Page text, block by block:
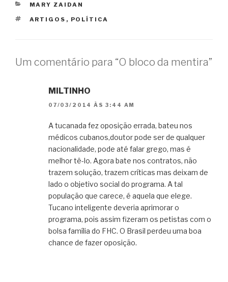
CATEGORIAS
MARY ZAIDAN
TAGS
ARTIGOS , POLÍTICA
Um comentário para “O bloco da mentira”
MILTINHO
07/03/2014 ÀS 3:44 AM
A tucanada fez oposição errada, bateu nos
médicos cubanos,doutor pode ser de qualquer
nacionalidade, pode até falar grego, mas é
melhor tê-lo. Agora bate nos contratos, não
trazem solução, trazem críticas mas deixam de
lado o objetivo social do programa. A tal
população que carece, é aquela que elege.
Tucano inteligente deveria aprimorar o
programa, pois assim fizeram os petistas com o
bolsa família do FHC. O Brasil perdeu uma boa
chance de fazer oposição.